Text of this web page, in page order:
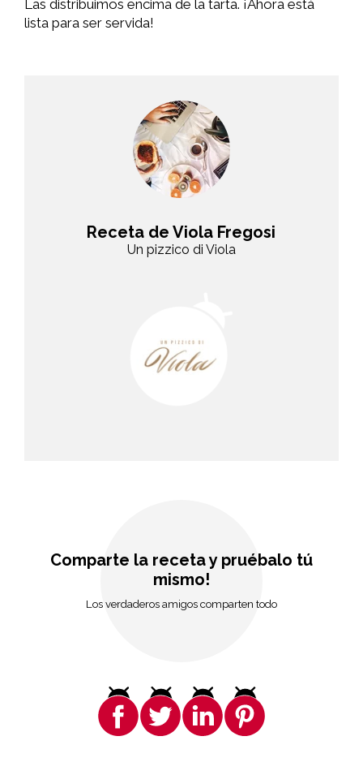
Las distribuimos encima de la tarta. ¡Ahora está
lista para ser servida!
Receta de Viola Fregosi
Un pizzico di Viola
Comparte la receta y pruébalo tú
mismo!
Los verdaderos amigos comparten todo